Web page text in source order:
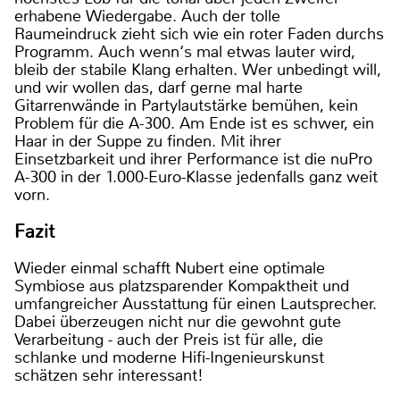
erhabene Wiedergabe. Auch der tolle
Raumeindruck zieht sich wie ein roter Faden durchs
Programm. Auch wenn‘s mal etwas lauter wird,
bleib der stabile Klang erhalten. Wer unbedingt will,
und wir wollen das, darf gerne mal harte
Gitarrenwände in Partylautstärke bemühen, kein
Problem für die A-300. Am Ende ist es schwer, ein
Haar in der Suppe zu finden. Mit ihrer
Einsetzbarkeit und ihrer Performance ist die nuPro
A-300 in der 1.000-Euro-Klasse jedenfalls ganz weit
vorn.
Fazit
Wieder einmal schafft Nubert eine optimale
Symbiose aus platzsparender Kompaktheit und
umfangreicher Ausstattung für einen Lautsprecher.
Dabei überzeugen nicht nur die gewohnt gute
Verarbeitung - auch der Preis ist für alle, die
schlanke und moderne Hifi-Ingenieurskunst
schätzen sehr interessant!